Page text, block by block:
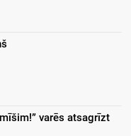
varēs atsagrīzt